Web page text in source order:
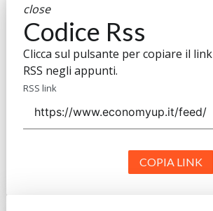
close
Codice Rss
Clicca sul pulsante per copiare il link
RSS negli appunti.
RSS link
COPIA LINK